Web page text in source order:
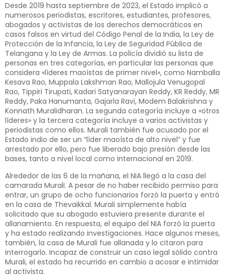
Desde 2019 hasta septiembre de 2023, el Estado implicó a
numerosos periodistas, escritores, estudiantes, profesores,
abogados y activistas de los derechos democráticos en
casos falsos en virtud del Código Penal de la India, la Ley de
Protección de la Infancia, la Ley de Seguridad Pública de
Telangana y la Ley de Armas. La policía dividió su lista de
personas en tres categorías, en particular las personas que
considera «líderes maoístas de primer nivel», como Namballa
Kesava Rao, Muppala Lakshman Rao, Mallojula Venugopal
Rao, Tippiri Tirupati, Kadari Satyanarayan Reddy, KR Reddy, MR
Reddy, Paka Hanumanta, Gajarla Ravi, Modem Balakrishna y
Konnath Muralidharan. La segunda categoría incluye a «otros
líderes» y la tercera categoría incluye a varios activistas y
periodistas como ellos. Murali también fue acusado por el
Estado indio de ser un “líder maoísta de alto nivel” y fue
arrestado por ello, pero fue liberado bajo presión desde las
bases, tanto a nivel local como internacional en 2019.
Alrededor de las 6 de la mañana, el NIA llegó a la casa del
camarada Murali. A pesar de no haber recibido permiso para
entrar, un grupo de ocho funcionarios forzó la puerta y entró
en la casa de Thevaikkal. Murali simplemente había
solicitado que su abogado estuviera presente durante el
allanamiento. En respuesta, el equipo del NIA forzó la puerta
y ha estado realizando investigaciones. Hace algunos meses,
también, la casa de Murali fue allanada y lo citaron para
interrogarlo. Incapaz de construir un caso legal sólido contra
Murali, el estado ha recurrido en cambio a acosar e intimidar
al activista.